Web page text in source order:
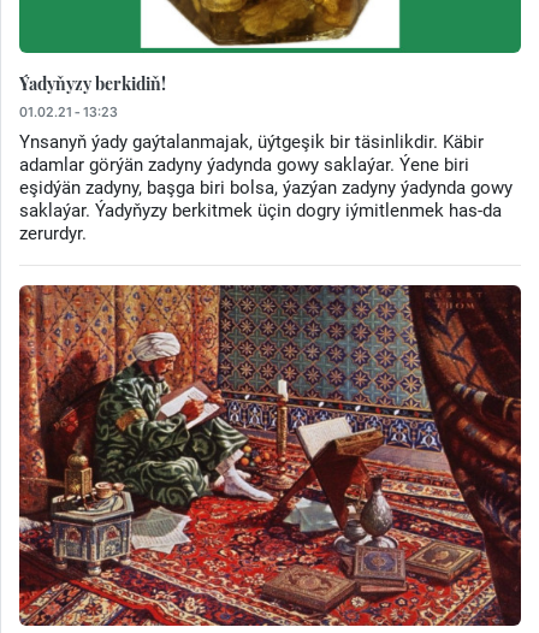
Ýadyňyzy berkidiň!
01.02.21 - 13:23
Ynsanyň ýady gaýtalanmajak, üýtgeşik bir täsinlikdir. Käbir
adamlar görýän zadyny ýadynda gowy saklaýar. Ýene biri
eşidýän zadyny, başga biri bolsa, ýazýan zadyny ýadynda gowy
saklaýar. Ýadyňyzy berkitmek üçin dogry iýmitlenmek has-da
zerurdyr.